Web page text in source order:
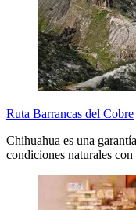
Ruta Barrancas del Cobre
Chihuahua es una
condiciones naturales